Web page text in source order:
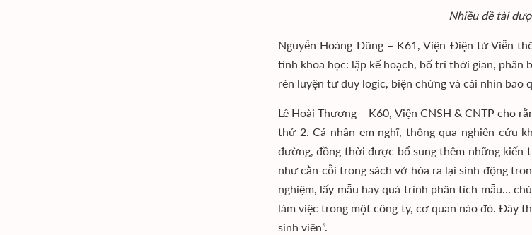
Nhiều đề tài
Nguyễn Hoàng Dũng – K61, Viện Điện tử Viễn
tính khoa học: lập kế hoạch, bố trí thời gian, phân
rèn luyện tư duy logic, biện chứng và cái nhìn bao
Lê Hoài Thương – K60, Viện CNSH & CNTP cho
thứ 2. Cá nhân em nghĩ, thông qua nghiên cứu
đường, đồng thời được bổ sung thêm những kiến
như cằn cỗi trong sách vở hóa ra lại sinh động
nghiệm, lấy mẫu hay quá trình phân tích mẫu…
làm việc trong một công ty, cơ quan nào đó. Đây
sinh viên”.